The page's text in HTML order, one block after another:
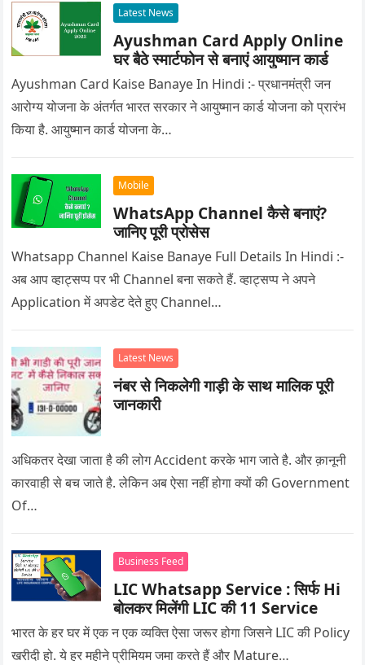
Latest News
Ayushman Card Apply Online
घर बैठे स्मार्टफोन से बनाएं आयुष्मान कार्ड
Ayushman Card Kaise Banaye In Hindi :- प्रधानमंत्री जन
आरोग्य योजना के अंतर्गत भारत सरकार ने आयुष्मान कार्ड योजना को प्रारंभ
किया है. आयुष्मान कार्ड योजना के…
Mobile
WhatsApp Channel कैसे बनाएं?
जानिए पूरी प्रोसेस
Whatsapp Channel Kaise Banaye Full Details In Hindi :-
अब आप व्हाट्सप्प पर भी Channel बना सकते हैं. व्हाट्सप्प ने अपने
Application में अपडेट देते हुए Channel…
Latest News
नंबर से निकलेगी गाड़ी के साथ मालिक पूरी
जानकारी
अधिकतर देखा जाता है की लोग Accident करके भाग जाते है. और क़ानूनी
कारवाही से बच जाते है. लेकिन अब ऐसा नहीं होगा क्यों की Government
Of…
Business Feed
LIC Whatsapp Service : सिर्फ Hi
बोलकर मिलेंगी LIC की 11 Service
भारत के हर घर में एक न एक व्यक्ति ऐसा जरूर होगा जिसने LIC की Policy
खरीदी हो. ये हर महीने प्रीमियम जमा करते हैं और Mature…